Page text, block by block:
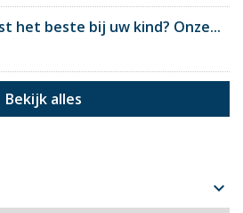
het beste bij uw kind? Onze...
Bekijk alles
